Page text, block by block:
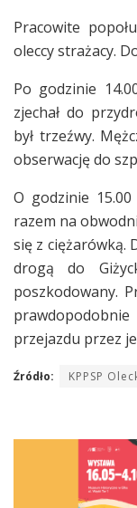
Pracowite
oleccy strażacy.
Po godzinie
zjechał do
był trzeźwy.
obserwację do
O godzinie
razem na
się z ciężarówką.
drogą do
poszkodowany.
prawdopodobnie
przejazdu przez
Źródło: KPPSP